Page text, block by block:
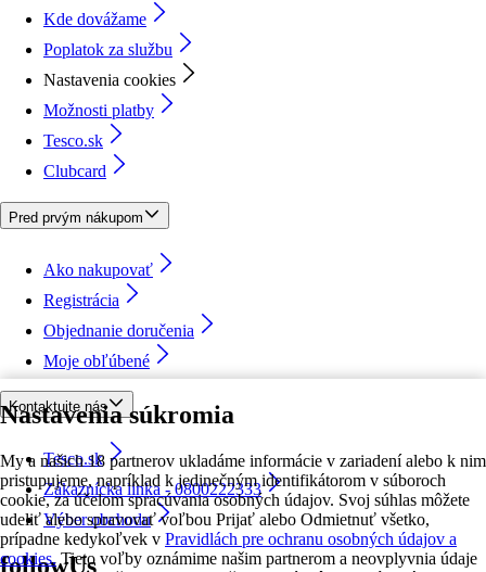
Nastavenia súkromia
My a našich 18 partnerov ukladáme informácie v zariadení alebo k nim
pristupujeme, napríklad k jedinečným identifikátorom v súboroch
cookie, za účelom spracúvania osobných údajov. Svoj súhlas môžete
udeliť alebo spravovať voľbou Prijať alebo Odmietnuť všetko,
prípadne kedykoľvek v Pravidlách pre ochranu osobných údajov a
cookies. Tieto voľby oznámime našim partnerom a neovplyvnia údaje
Kde dovážame
Poplatok za službu
Nastavenia cookies
Možnosti platby
Tesco.sk
Clubcard
Pred prvým nákupom
Ako nakupovať
Registrácia
Objednanie doručenia
Moje obľúbené
Kontaktujte nás
Tesco.sk
Zákaznícka linka - 0800222333
Výber obchodu
followUs